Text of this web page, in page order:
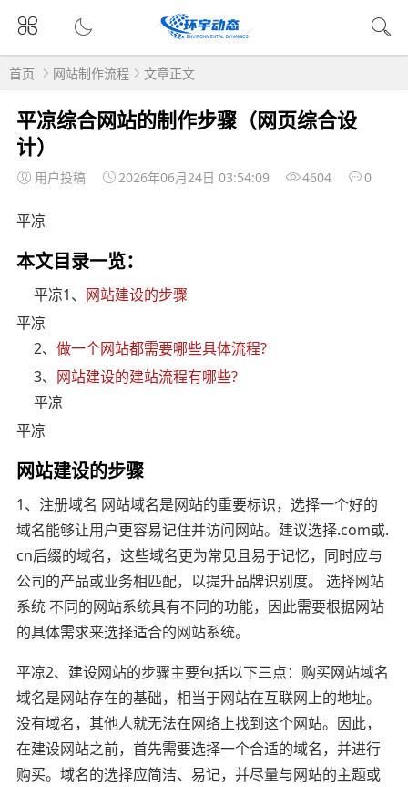
首页 网站制作流程 文章正文
平凉综合网站的制作步骤（网页综合设
计）
用户投稿 2026年06月24日 03:54:09 4604 0
平凉
本文目录一览：
平凉1、 网站建设的步骤
平凉
2、做一个网站都需要哪些具体流程?
3、 网站建设的建站流程有哪些?
平凉
平凉
网站建设的步骤
1、注册域名 网站域名是网站的重要标识，选择一个好的
域名能够让用户更容易记住并访问网站。建议选择.com或.
cn后缀的域名，这些域名更为常见且易于记忆，同时应与
公司的产品或业务相匹配，以提升品牌识别度。 选择网站
系统 不同的网站系统具有不同的功能，因此需要根据网站
的具体需求来选择适合的网站系统。
平凉2、建设网站的步骤主要包括以下三点：购买网站域名
域名是网站存在的基础，相当于网站在互联网上的地址。
没有域名，其他人就无法在网络上找到这个网站。因此，
在建设网站之前，首先需要选择一个合适的域名，并进行
购买。域名的选择应简洁、易记，并尽量与网站的主题或